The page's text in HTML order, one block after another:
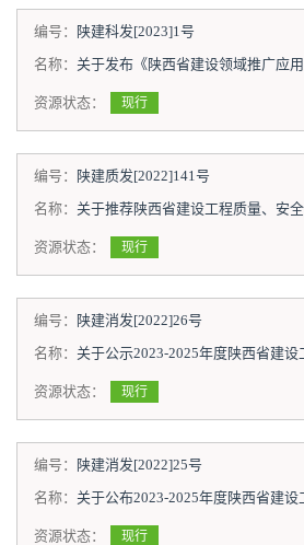
编号： 陕建科发[2023]1号
名称： 关于发布《陕西省建设领域推广应用及限制禁止
资源状态： 现行
编号： 陕建质发[2022]141号
名称： 关于推荐陕西省建设工程质量、安全、
资源状态： 现行
编号： 陕建消发[2022]26号
名称： 关于公示2023-2025年度陕西省建设工程消防技术专
资源状态： 现行
编号： 陕建消发[2022]25号
名称： 关于公布2023-2025年度陕西省建
资源状态： 现行